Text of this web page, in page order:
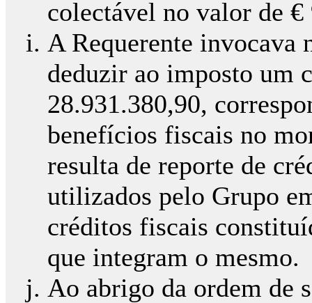
colectável no valor de €
A Requerente invocava
deduzir ao imposto um
28.931.380,90,
benefícios fiscais no
resulta de reporte de
utilizados pelo Grupo
créditos fiscais
que integram o mesmo.
Ao abrigo da ordem de